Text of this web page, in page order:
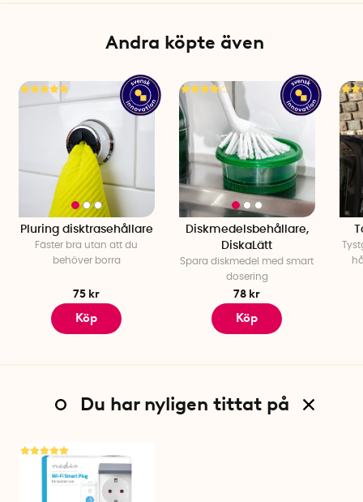
Andra köpte även
Pluring disktrasehållare
Fäster bra utan att du
behöver borra
75 kr
Köp
Diskmedelsbehållare,
DiskaLätt
Spara diskmedel med smart
dosering
78 kr
Köp
Du har nyligen tittat på